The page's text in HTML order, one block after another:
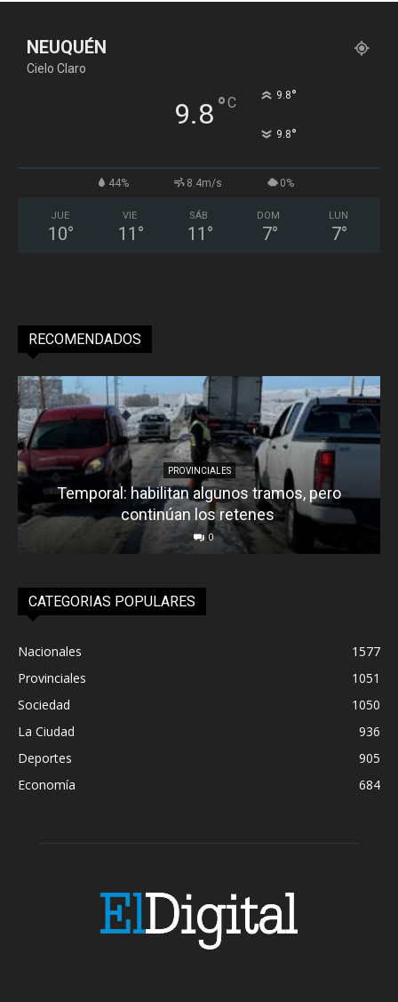
NEUQUÉN
Cielo Claro
9.8°C 9.8°
9.8°
44% 8.4m/s 0%
JUE
10°
VIE
11 °
SÁB
11 °
DOM
7°
LUN
7°
RECOMENDADOS
PROVINCIALES
Temporal: habilitan algunos tramos, pero
continúan los retenes
0
CATEGORIAS POPULARES
Nacionales
1577
Provinciales
1051
Sociedad
1050
La Ciudad
936
Deportes
905
Economía
684